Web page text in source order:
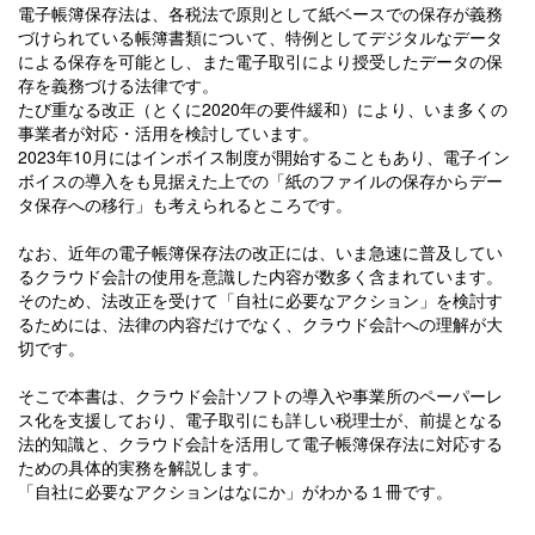
電子帳簿保存法は、各税法で原則として紙ベースでの保存が義務
づけられている帳簿書類について、特例としてデジタルなデータ
による保存を可能とし、また電子取引により授受したデータの保
存を義務づける法律です。
たび重なる改正（とくに2020年の要件緩和）により、いま多くの
事業者が対応・活用を検討しています。
2023年10月にはインボイス制度が開始することもあり、電子イン
ボイスの導入をも見据えた上での「紙のファイルの保存からデー
タ保存への移行」も考えられるところです。
なお、近年の電子帳簿保存法の改正には、いま急速に普及してい
るクラウド会計の使用を意識した内容が数多く含まれています。
そのため、法改正を受けて「自社に必要なアクション」を検討す
るためには、法律の内容だけでなく、クラウド会計への理解が大
切です。
そこで本書は、クラウド会計ソフトの導入や事業所のペーパーレ
ス化を支援しており、電子取引にも詳しい税理士が、前提となる
法的知識と、クラウド会計を活用して電子帳簿保存法に対応する
ための具体的実務を解説します。
「自社に必要なアクションはなにか」がわかる１冊です。